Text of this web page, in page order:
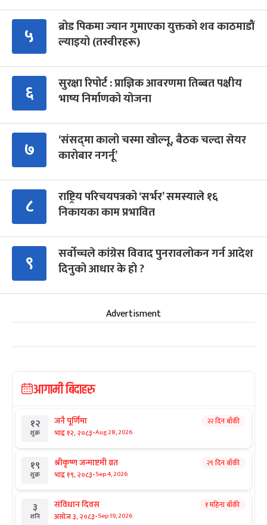
५
ब्रोड पिकमा ज्यान गुमाएका युक्तको शव काठमाडौं
ल्याइयो (तस्वीरहरू)
६
सुरक्षा रिपोर्ट : प्राज्ञिक आवरणमा तिब्बत पक्षीय
भाष्य निर्माणको योजना
७
‘संसद्‍मा कालो चस्मा खोल्नू, बैठक चल्दा सेयर
कारोबार नगर्नू’
८
राष्ट्रिय परिचयपत्रको ‘सर्भर’ समस्याले १६
निकायका काम प्रभावित
९
सर्वोच्चले कांग्रेस विवाद पुनरावलोकन गर्न आदेश
दिनुको आधार के हो ?
Advertisment
आगामी बिदाहरु
१२
शुक्र
जनै पूर्णिमा
भाद्र १२, २०८३-Aug 28, 2026
२२ दिन बाँकी
१९
शुक्र
श्रीकृष्ण जन्माष्टमी व्रत
भाद्र १९, २०८३-Sep 4, 2026
२९ दिन बाँकी
३
शनि
संविधान दिवस
असोज ३, २०८३-Sep 19, 2026
१ महिना बाँकी